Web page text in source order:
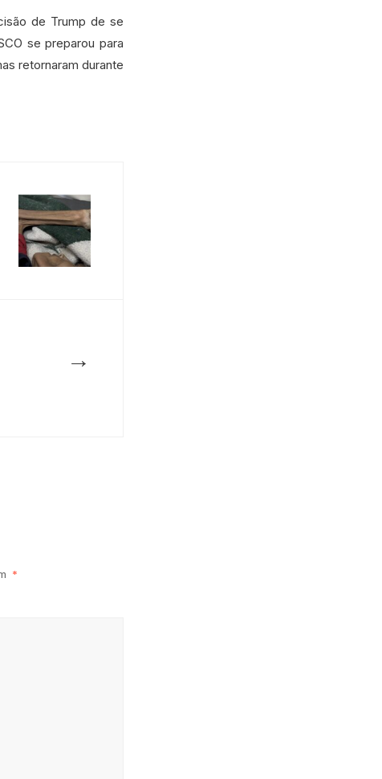
de Trump de se
se preparou para
retornaram durante
→
*